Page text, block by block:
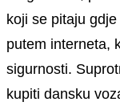
koji se pitaju
putem interneta,
sigurnosti.
kupiti dansku